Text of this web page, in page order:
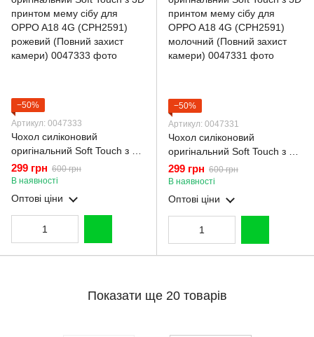
−50%
Артикул: 0047333
Чохол силіконовий
оригінальний Soft Touch з 3D
принтом мему сібу для
OPPO A18 4G (CPH2591)
рожевий (Повний захист
299 грн 600 грн
В наявності
Оптові ціни
−50%
Артикул: 0047331
Чохол силіконовий
оригінальний Soft Touch з 3D
принтом мему сібу для
OPPO A18 4G (CPH2591)
молочний (Повний захист
299 грн 600 грн
В наявності
Оптові ціни
Показати ще 20 товарів